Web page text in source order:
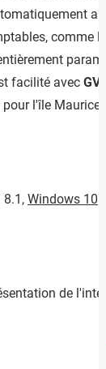
comme
facilité avec
l'île Maurice
8.1, Windows 10
de